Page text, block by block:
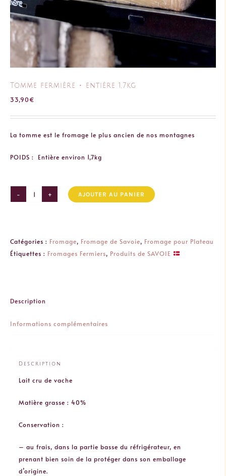
Tomme fermière ･ entière 1,7kg
33,90€
La tomme est le fromage le plus ancien de nos montagnes
POIDS : Entière environ 1,7kg
quantité
AJOUTER AU PANIER
Catégories : Fromage, Fromage de Savoie, Fromage pour Plateau
Étiquettes : Fromages Fermiers, Produits de SAVOIE
Description
Informations complémentaires
Description
Lait cru de vache
Matière grasse : 40%
Conservation :
– au frais, dans la partie basse du réfrigérateur, en
prenant bien soin de la protéger dans son emballage
d’origine.